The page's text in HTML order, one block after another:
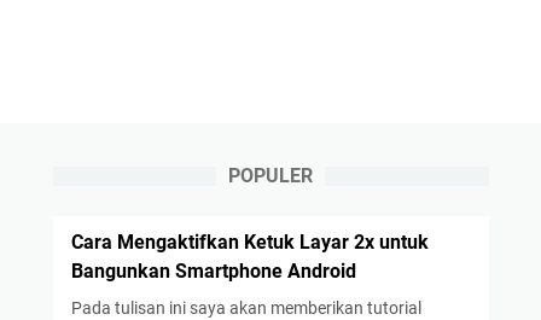
POPULER
Cara Mengaktifkan Ketuk Layar 2x untuk
Bangunkan Smartphone Android
Pada tulisan ini saya akan memberikan tutorial